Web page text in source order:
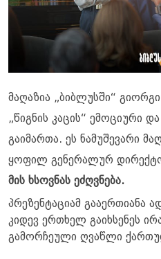
მაღაზია „ბიბლუსში“
„წიგნის კაცის“ ემოციური
გაიმართა. ეს ნამუშევარი
ყოფილ გენერალურ
მის ხსოვნას ეძღვნება.
პრეზენტაციამ გააერთიანა
კიდევ ერთხელ გაიხსენეს
გამორჩეული ღვაწლი